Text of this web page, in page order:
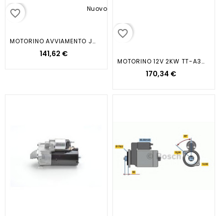
Nuovo
favorite_border
MOTORINO AVVIAMENTO JUMPER 2.2...
141,62 €
favorite_border
MOTORINO 12V 2KW TT-A3/ ALT...
170,34 €